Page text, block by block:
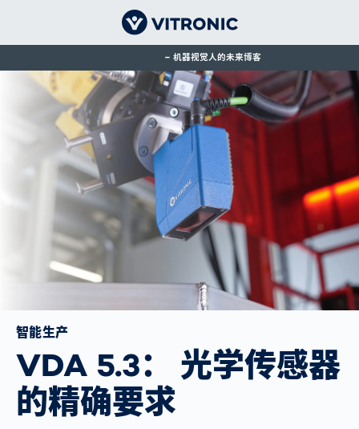
机器视觉人的未来博客
智能生产
VDA 5.3： 光学传感器
的精确要求